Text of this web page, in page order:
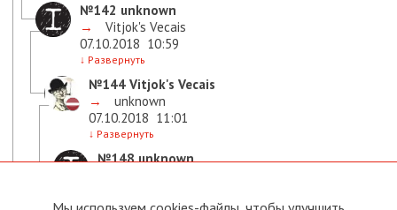
№142 unknown
→
Vitjok's Vecais
07.10.2018 10:59
↓ Развернуть
№144 Vitjok's Vecais
→
unknown
07.10.2018 11:01
↓ Развернуть
№148unknown